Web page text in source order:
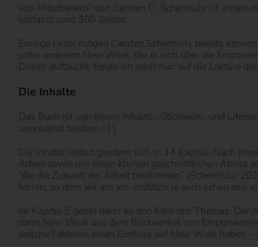
von Mitarbeitern” von Carsten C. Schermuly ist
umfasst rund 300 Seiten.
Emsige Leser mögen Carsten Schermuly bereits
unter anderem New Work, der er sich über die
Dosen auftaucht, freute ich mich nun auf die Lektüre
Die Inhalte
Das Buch ist von einem Inhalts-, Stichwort- und
unerwähnt bleiben ;-) )
Die Inhalte selbst gliedern sich in 14 Kapitel. Nach
Arbeit sowie um einen kleinen geschichtlichen Abriss
“die die Zukunft der Arbeit bestimmen” (Schermuly,
fehlen, zu dem wir am xm-institute ja auch schon mal
Im Kapitel 5 gehts dann an den Kern des Themas:
dann New Work aus dem Blickwinkel von
welche Faktoren einen Einfluss auf New Work haben